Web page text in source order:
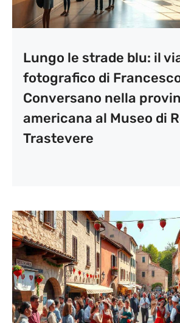
Lungo le strade blu: il
fotografico di
Conversano nella
americana al Museo di
Trastevere